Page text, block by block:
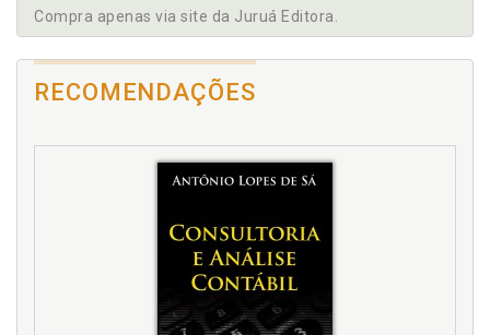
Economia brasileira. Participação do terceiro setor
21
Compra apenas via site da Juruá Editora.
RECOMENDAÇÕES